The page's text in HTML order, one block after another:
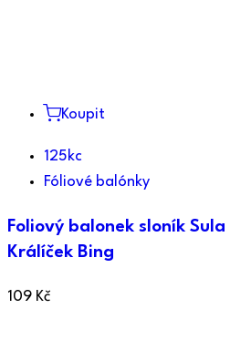
Koupit
125kc
Fóliové balónky
Foliový balonek sloník
Králíček Bing
109 Kč